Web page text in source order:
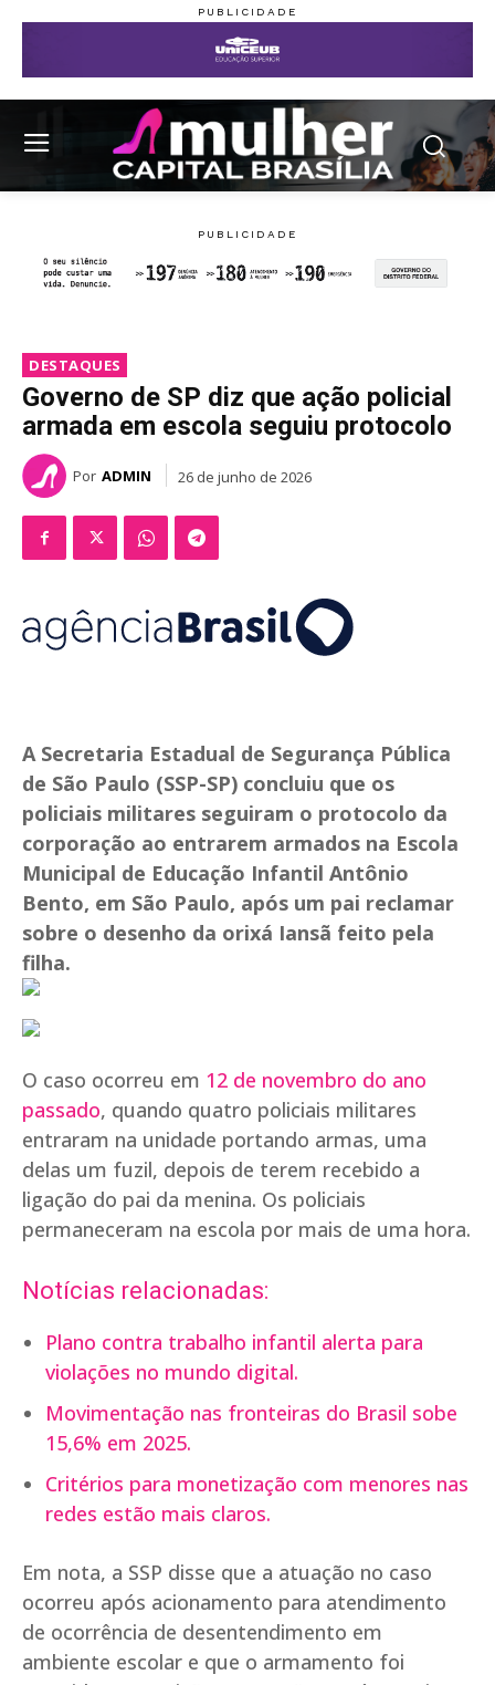
DESTAQUES
Governo de SP diz que ação policial
armada em escola seguiu protocolo
Por ADMIN 26 de junho de 2026
A Secretaria Estadual de Segurança Pública
de São Paulo (SSP-SP) concluiu que os
policiais militares seguiram o protocolo da
corporação ao entrarem armados na Escola
Municipal de Educação Infantil Antônio
Bento, em São Paulo, após um pai reclamar
sobre o desenho da orixá Iansã feito pela
filha.
O caso ocorreu em 12 de novembro do ano
passado, quando quatro policiais militares
entraram na unidade portando armas, uma
delas um fuzil, depois de terem recebido a
ligação do pai da menina. Os policiais
permaneceram na escola por mais de uma hora.
Notícias relacionadas:
Plano contra trabalho infantil alerta para
violações no mundo digital.
Movimentação nas fronteiras do Brasil sobe
15,6% em 2025.
Critérios para monetização com menores nas
redes estão mais claros.
Em nota, a SSP disse que a atuação no caso
ocorreu após acionamento para atendimento
de ocorrência de desentendimento em
ambiente escolar e que o armamento foi